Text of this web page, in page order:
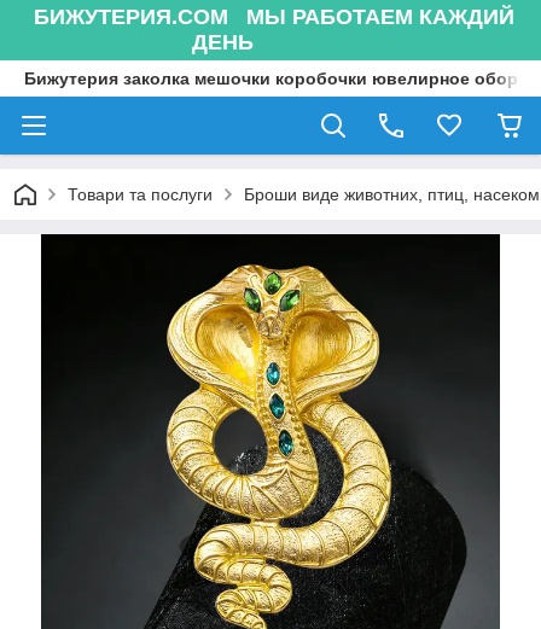
БИЖУТЕРИЯ.COM МЫ РАБОТАЕМ КАЖДИЙ
ДЕНЬ
Бижутерия заколка мешочки коробочки ювелирное
Товари та послуги Броши виде животних, птиц,